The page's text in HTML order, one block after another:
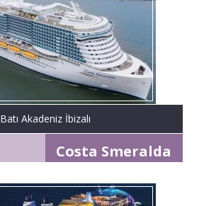
Batı Akadeniz İbizalı
Costa Smeralda